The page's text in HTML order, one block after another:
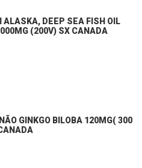
ALASKA, DEEP SEA FISH OIL
(200V) SX CANADA
GINKGO BILOBA 120MG( 300